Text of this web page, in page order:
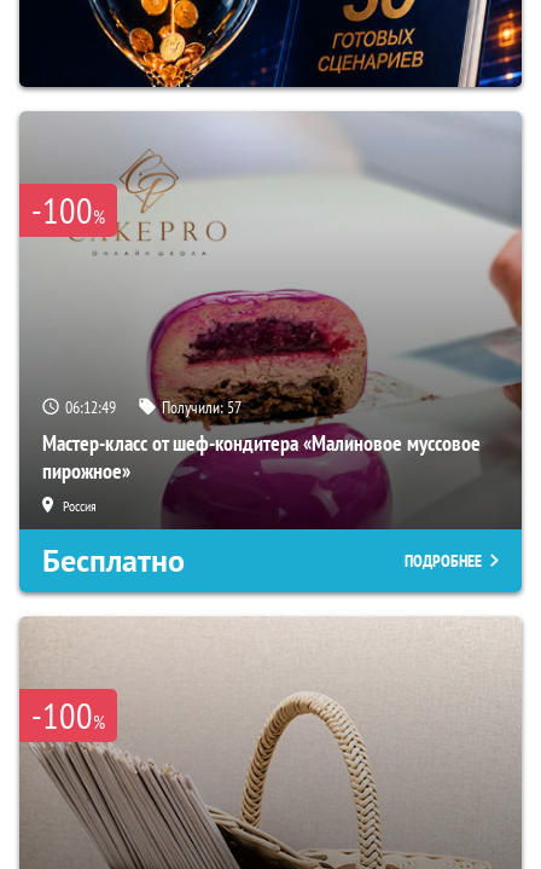
-100%
06:12:48 Получили:57
Мастер-класс от шеф-кондитера «Малиновое муссовое
пирожное»
Россия
Бесплатно ПОДРОБНЕЕ
-100%